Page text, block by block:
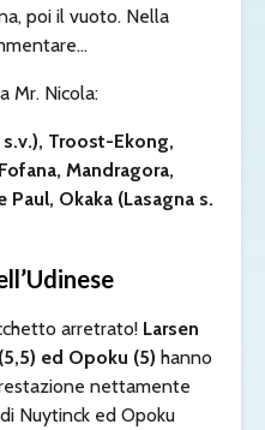
poi il vuoto. Nella
Mr. Nicola:
Troost-Ekong,
Mandragora,
Paul, Okaka (Lasagna s.
arretrato! Larsen
ed Opoku (5) hanno
nettamente
Nuytinck ed Opoku